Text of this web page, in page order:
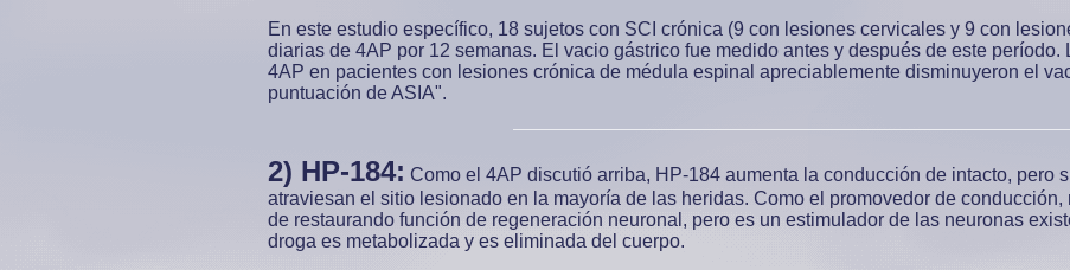
En este estudio específico, 18 sujetos con SCI crónica (9 con lesiones cervicales y 9 con
diarias de 4AP por 12 semanas. El vacio gástrico fue medido antes y después de este
4AP en pacientes con lesiones crónica de médula espinal apreciablemente disminuyeron el
puntuación de ASIA".
2) HP-184: Como el 4AP discutió arriba, HP-184 aumenta la conducción de intacto, pero
atraviesan el sitio lesionado en la mayoría de las heridas. Como el promovedor de
de restaurando función de regeneración neuronal, pero es un estimulador de las neuronas
droga es metabolizada y es eliminada del cuerpo.